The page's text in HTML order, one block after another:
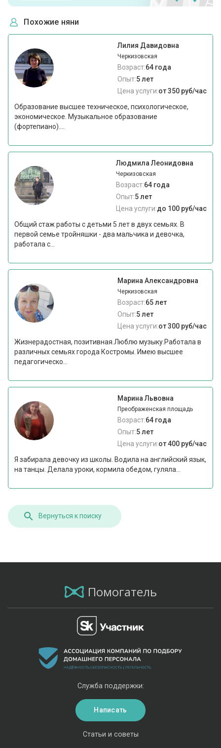
Похожие няни
Лилия Давидовна
Черкизовская
Возраст:64 года
Опыт:5 лет
Цена услуги:от 350 руб/час
Образование высшее техническое, психологическое,
экономическое. Музыкальное образование
(фортепиано)....
Людмила Леонидовна
Черкизовская
Возраст:64 года
Опыт:5 лет
Цена услуги:до 100 руб/час
Общий стаж работы с детьми 5 лет в двух семьях. В
первой семье тройняшки - два мальчика и девочка,
работала с...
Марина Александровна
Черкизовская
Возраст:65 лет
Опыт:5 лет
Цена услуги:от 300 руб/час
Жизнерадостная, позитивная.Люблю музыку.Работала в
различных семьях города Костромы. Имею высшее
педагогическо...
Марина Львовна
Преображенская площадь
Возраст:64 года
Опыт:5 лет
Цена услуги:от 400 руб/час
Я забирала девочку из школы. Водила на английский язык,
на танцы. Делала уроки, кормила обедом, гуляла...
Вернуться к поиску
Помогатель
Статьи и советы
Служба поддержки:
Написать